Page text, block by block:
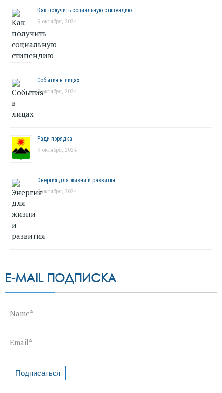
Как получить социальную стипендию
9 октября, 2024
События в лицах
9 октября, 2024
Ради порядка
9 октября, 2024
Энергия для жизни и развития
9 октября, 2024
E-MAIL ПОДПИСКА
Name*
Email*